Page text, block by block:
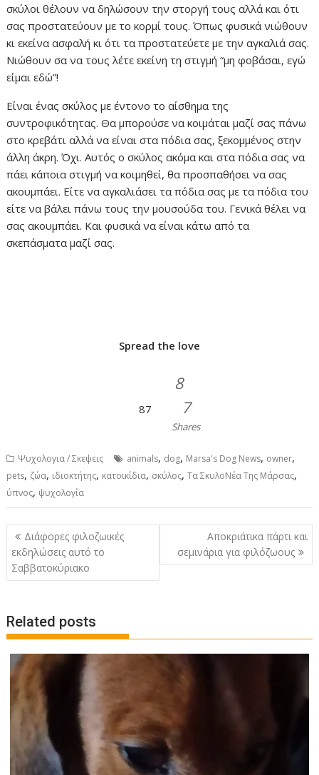
σκύλοι θέλουν να δηλώσουν την στοργή τους αλλά και ότι
σας προστατεύουν με το κορμί τους. Όπως φυσικά νιώθουν
κι εκείνα ασφαλή κι ότι τα προστατεύετε με την αγκαλιά σας.
Νιώθουν σα να τους λέτε εκείνη τη στιγμή “μη φοβάσαι, εγώ
είμαι εδώ”!
Είναι ένας σκύλος με έντονο το αίσθημα της
συντροφικότητας. Θα μπορούσε να κοιμάται μαζί σας πάνω
στο κρεβάτι αλλά να είναι στα πόδια σας, ξεκομμένος στην
άλλη άκρη. Όχι. Αυτός ο σκύλος ακόμα και στα πόδια σας να
πάει κάποια στιγμή να κοιμηθεί, θα προσπαθήσει να σας
ακουμπάει. Είτε να αγκαλιάσει τα πόδια σας με τα πόδια του
είτε να βάλει πάνω τους την μουσούδα του. Γενικά θέλει να
σας ακουμπάει. Και φυσικά να είναι κάτω από τα
σκεπάσματα μαζί σας.
Spread the love
87
8
7
Shares
Ψυχολογια / Σκεψεις animals, dog, Marsa's Dog News, owner,
pets, ζώα, ιδιοκτήτης, κατοικίδια, σκύλος,Τα ΣκυλοΝέα Της Μάρσας,
ύπνος, ψυχολογία
P
o
s
n
a
i
a
t
o
Διάφορες φιλοζωικές
εκδηλώσεις αυτό το
Σαββατοκύριακο
Αποκριάτικα πάρτι και
σεμινάρια για φιλόζωους
Related posts